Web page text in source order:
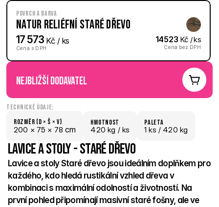
Povrch a barva
Natur reliéfní Staré dřevo
17 573 Kč / ks
Cena s DPH
14523 Kč / ks
Cena bez DPH
nejbližší dodavatel
Technické údaje:
Rozměr (D × š × V)
200 × 75 × 78 cm
hmotnost
420 kg / ks
paletA
1 ks / 420 kg
Lavice a stoly - Staré dřevo
Lavice a stoly Staré dřevo jsou ideálním doplňkem pro
každého, kdo hledá rustikální vzhled dřeva v
kombinaci s maximální odolností a životností. Na
první pohled připomínají masivní staré fošny, ale ve